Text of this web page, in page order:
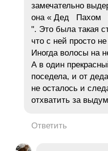
замечательно
она « Дед Пахом
". Это была такая
что с ней просто
Иногда волосы на
А в один
поседела, и от
не осталось и
отхватить за
Ответить